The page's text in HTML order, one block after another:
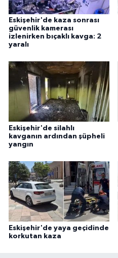
Eskişehir'de kaza sonrası
güvenlik kamerası
izlenirken bıçaklı kavga: 2
yaralı
Eskişehir'de silahlı
kavganın ardından şüpheli
yangın
Eskişehir'de yaya geçidinde
korkutan kaza